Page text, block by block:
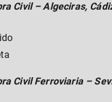
Civil – Algeciras,
Civil Ferroviaria –